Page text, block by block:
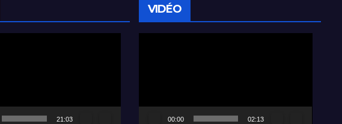
21:03
VIDÉO
00:00 02:13